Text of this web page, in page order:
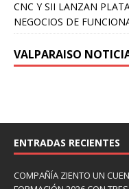
CNC Y SII LANZAN
NEGOCIOS DE
VALPARAISO
ENTRADAS RECIENTES
COMPAÑÍA ZIENTO UN